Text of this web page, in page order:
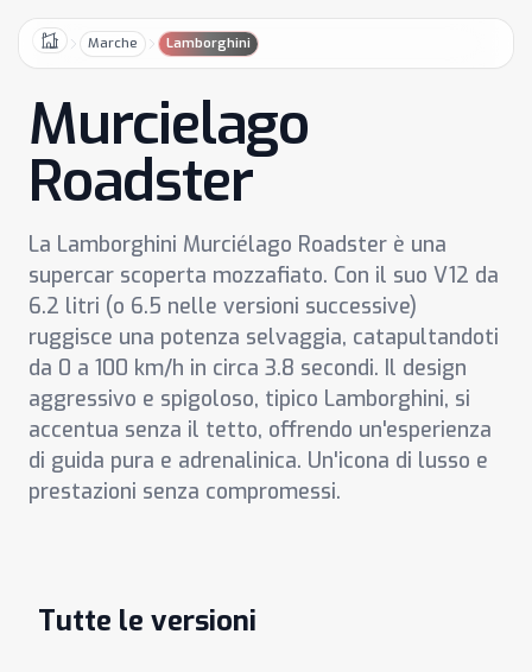
HomeMarche Lamborghini
Murcielago
Roadster
La Lamborghini Murciélago Roadster è una
supercar scoperta mozzafiato. Con il suo V12 da
6.2 litri (o 6.5 nelle versioni successive)
ruggisce una potenza selvaggia, catapultandoti
da 0 a 100 km/h in circa 3.8 secondi. Il design
aggressivo e spigoloso, tipico Lamborghini, si
accentua senza il tetto, offrendo un'esperienza
di guida pura e adrenalinica. Un'icona di lusso e
prestazioni senza compromessi.
Tutte le versioni